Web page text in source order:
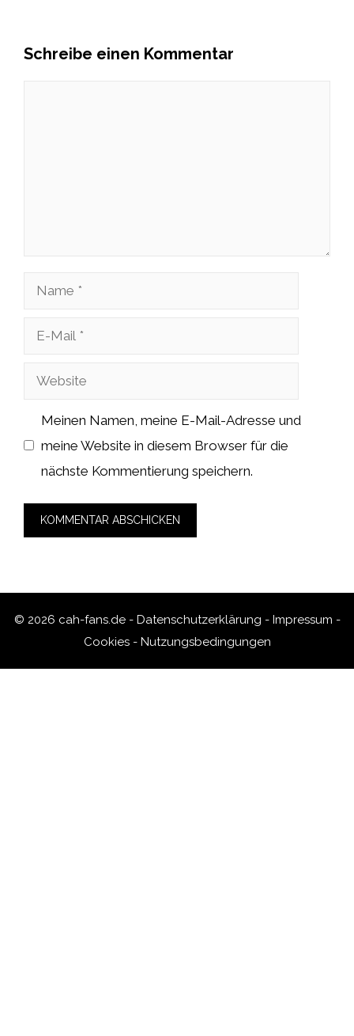
Schreibe einen Kommentar
Name
Website
Meinen Namen, meine E-Mail-Adresse und
meine Website in diesem Browser für die
nächste Kommentierung speichern.
© 2026 cah-fans.de - Datenschutzerklärung - Impressum -
Cookies- Nutzungsbedingungen